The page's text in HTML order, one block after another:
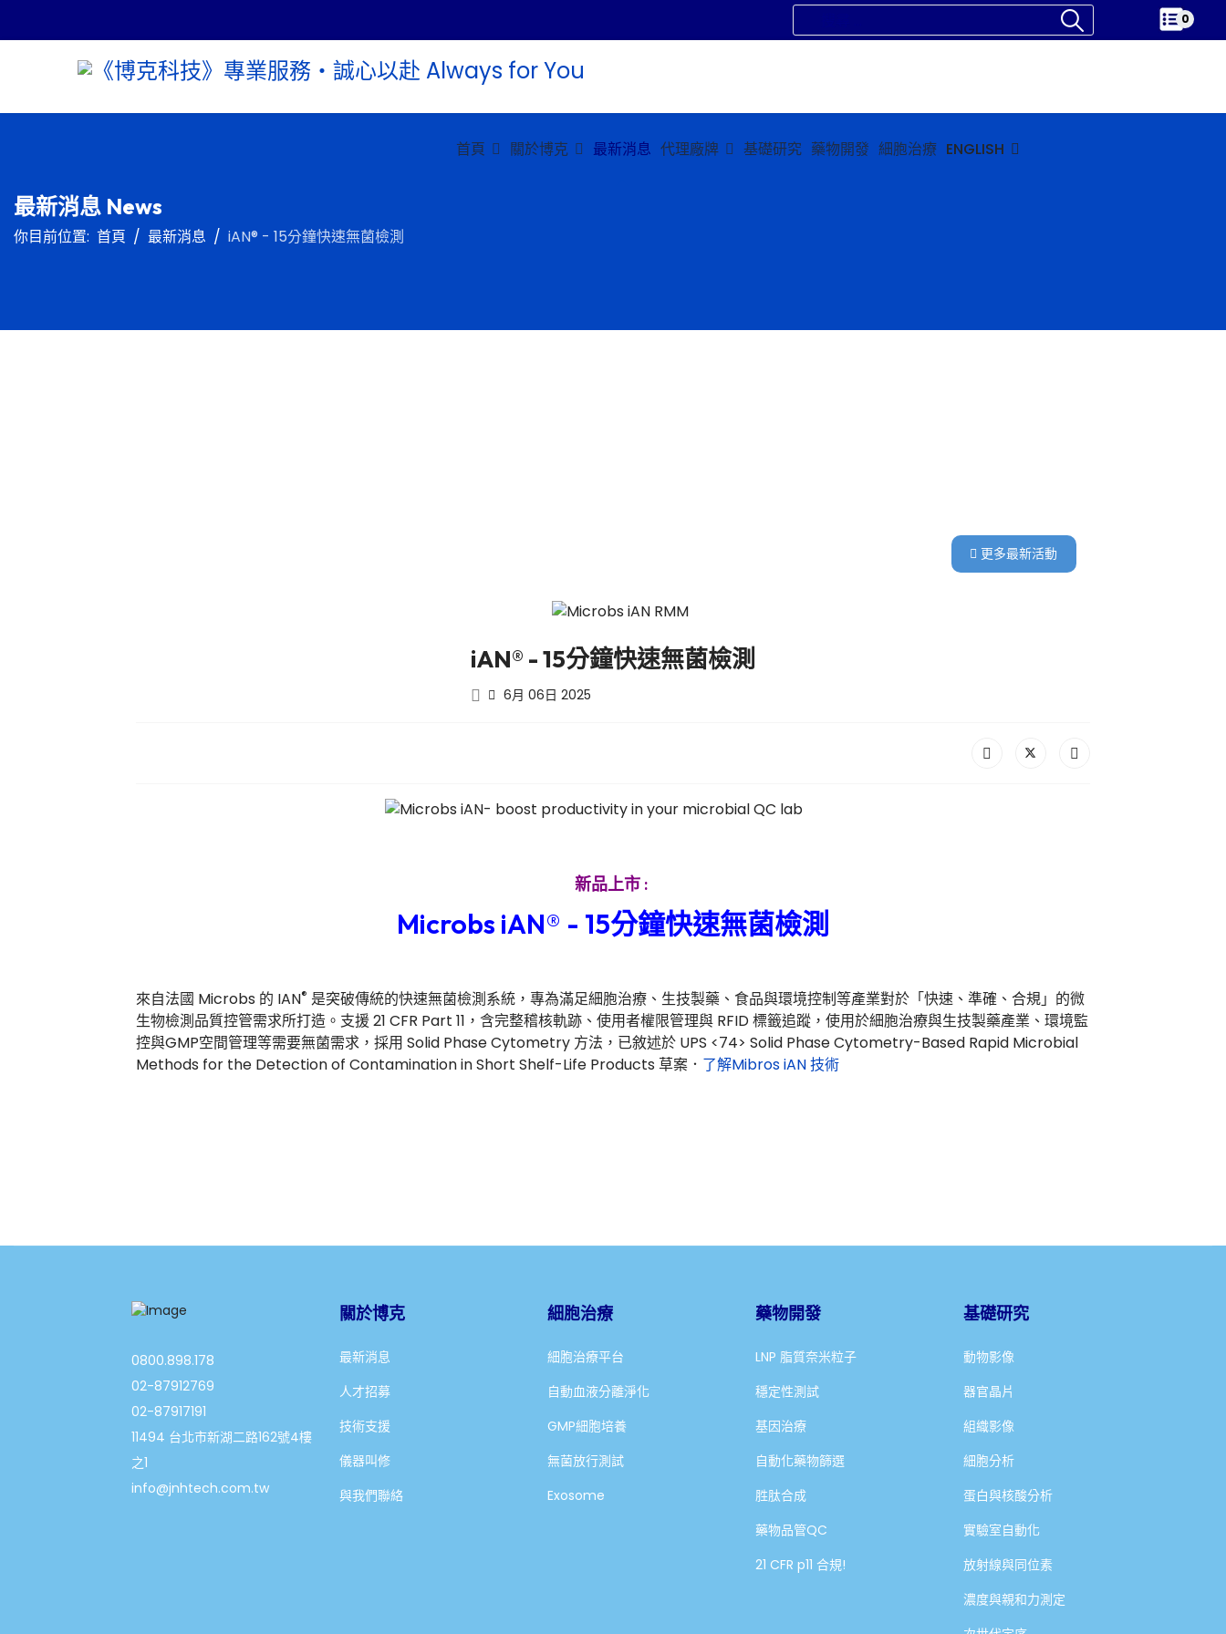
0
首頁 關於博克 最新消息 代理廠牌 基礎研究 藥物開發 細胞治療 ENGLISH
最新消息 News
你目前位置: 首頁 最新消息 iAN® - 15分鐘快速無菌檢測
更多最新活動
iAN® - 15分鐘快速無菌檢測
6月 06日 2025
新品上市 :
Microbs iAN® - 15分鐘快速無菌檢測
來自法國 Microbs 的 IAN® 是突破傳統的快速無菌檢測系統，專為滿足細胞治療、生技製藥、食品與環境控制等產業對於「快速、準確、合規」的微
生物檢測品質控管需求所打造。支援 21 CFR Part 11，含完整稽核軌跡、使用者權限管理與 RFID 標籤追蹤，使用於細胞治療與生技製藥產業、環境監
控與GMP空間管理等需要無菌需求，採用 Solid Phase Cytometry 方法，已敘述於 UPS <74> Solid Phase Cytometry-Based Rapid Microbial
Methods for the Detection of Contamination in Short Shelf-Life Products 草案． 了解Mibros iAN 技術
0800.898.178
02-87912769
02-87917191
11494 台北市新湖二路162號4樓
之1
info@jnhtech.com.tw
關於博克
最新消息
人才招募
技術支援
儀器叫修
與我們聯絡
細胞治療
細胞治療平台
自動血液分離淨化
GMP細胞培養
無菌放行測試
Exosome
藥物開發
LNP 脂質奈米粒子
穩定性測試
基因治療
自動化藥物篩選
胜肽合成
藥物品管QC
21 CFR p11 合規!
基礎研究
動物影像
器官晶片
組織影像
細胞分析
蛋白與核酸分析
實驗室自動化
放射線與同位素
濃度與親和力測定